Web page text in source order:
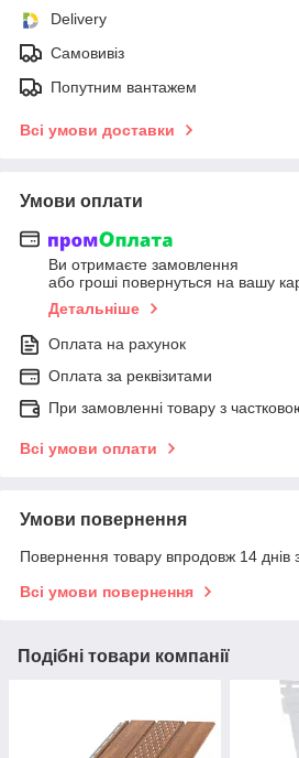
Delivery
Самовивіз
Попутним вантажем
Всі умови доставки
Умови оплати
Ви отримаєте замовлення
або гроші повернуться на вашу
Детальніше
Оплата на рахунок
Оплата за реквізитами
При замовленні товару з
Всі умови оплати
Умови повернення
Повернення товару впродовж 14 днів
Всі умови повернення
Подібні товари компанії